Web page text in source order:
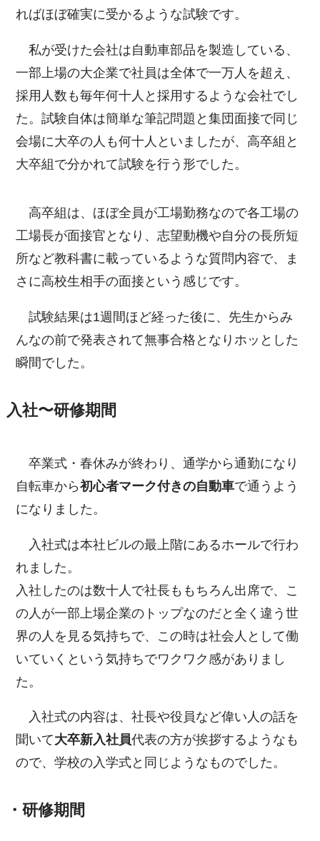
ればほぼ確実に受かるような試験です。
私が受けた会社は自動車部品を製造している、
一部上場の大企業で社員は全体で一万人を超え、
採用人数も毎年何十人と採用するような会社でし
た。試験自体は簡単な筆記問題と集団面接で同じ
会場に大卒の人も何十人といましたが、高卒組と
大卒組で分かれて試験を行う形でした。
高卒組は、ほぼ全員が工場勤務なので各工場の
工場長が面接官となり、志望動機や自分の長所短
所など教科書に載っているような質問内容で、ま
さに高校生相手の面接という感じです。
試験結果は1週間ほど経った後に、先生からみ
んなの前で発表されて無事合格となりホッとした
瞬間でした。
入社〜研修期間
卒業式・春休みが終わり、通学から通勤になり
自転車から初心者マーク付きの自動車で通うよう
になりました。
入社式は本社ビルの最上階にあるホールで行わ
れました。
入社したのは数十人で社長ももちろん出席で、こ
の人が一部上場企業のトップなのだと全く違う世
界の人を見る気持ちで、この時は社会人として働
いていくという気持ちでワクワク感がありまし
た。
入社式の内容は、社長や役員など偉い人の話を
聞いて大卒新入社員代表の方が挨拶するようなも
ので、学校の入学式と同じようなものでした。
・研修期間